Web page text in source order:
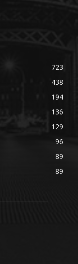
723
438
194
136
129
96
89
89